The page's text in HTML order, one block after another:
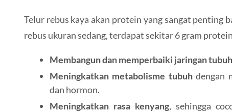
Telur rebus kaya akan protein yang sangat penting
rebus ukuran sedang, terdapat sekitar 6 gram
Membangun dan memperbaiki jaringan tubuh
Meningkatkan metabolisme tubuhdengan
dan hormon.
Meningkatkan rasa kenyang, sehingga